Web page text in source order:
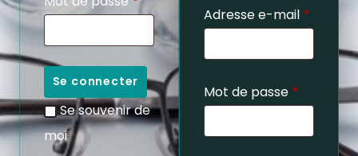
Se connecter
Se souvenir de
moi
Adresse e-mail *
Mot de passe *